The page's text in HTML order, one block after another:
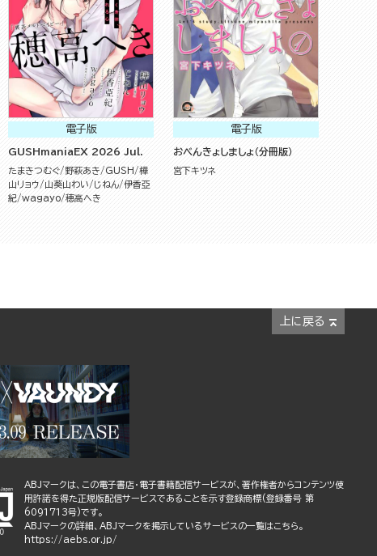
電子版
GUSHmaniaEX 2026 Jul.
たまきつむぐ 野萩あき GUSH
樺
山リョウ
山葵山わい じねん 伊香亞
紀
wagayo 穂高へき
電子版
おべんきょしましょ（分冊版）
宮下キツネ
上に戻る
ABJマークは、この電子書店・電子書籍配信サービスが、著作権者からコンテンツ使
用許諾を得た正規版配信サービスであることを示す登録商標(登録番号 第
6091713号)です。
ABJマークの詳細、ABJマークを掲示しているサービスの一覧はこちら。
https://aebs.or.jp/